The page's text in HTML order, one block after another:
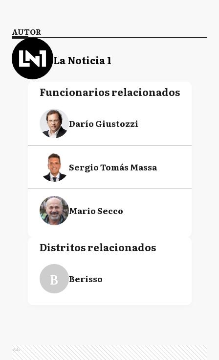
AUTOR
La Noticia 1
Funcionarios relacionados
Darío Giustozzi
Sergio Tomás Massa
Mario Secco
Distritos relacionados
B Berisso
Ads